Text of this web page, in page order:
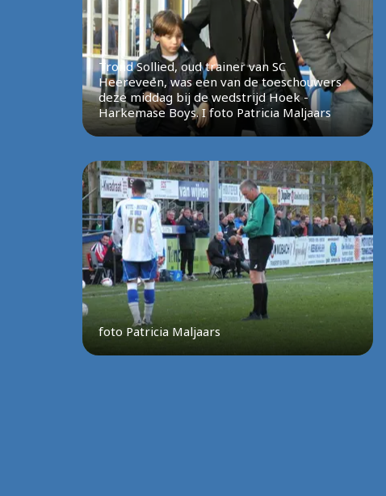
Trond Sollied, oud trainer van SC
Heereveen, was een van de toeschouwers
deze middag bij de wedstrijd Hoek -
Harkemase Boys. I foto Patricia Maljaars
foto Patricia Maljaars